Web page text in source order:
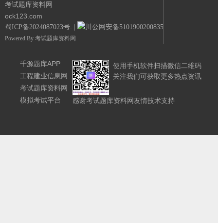
考试题库资料网
ock123.com
蜀ICP备2024087023号. 川公网安备51019002008351号.
Powered By 考试题库资料网
千源题库APP
工程建业信息网
考试题库资料网
模拟考试平台
使用手机软件扫描微信二维码
关注我们可获取更多热点资讯
感谢考试题库资料网友情技术支持